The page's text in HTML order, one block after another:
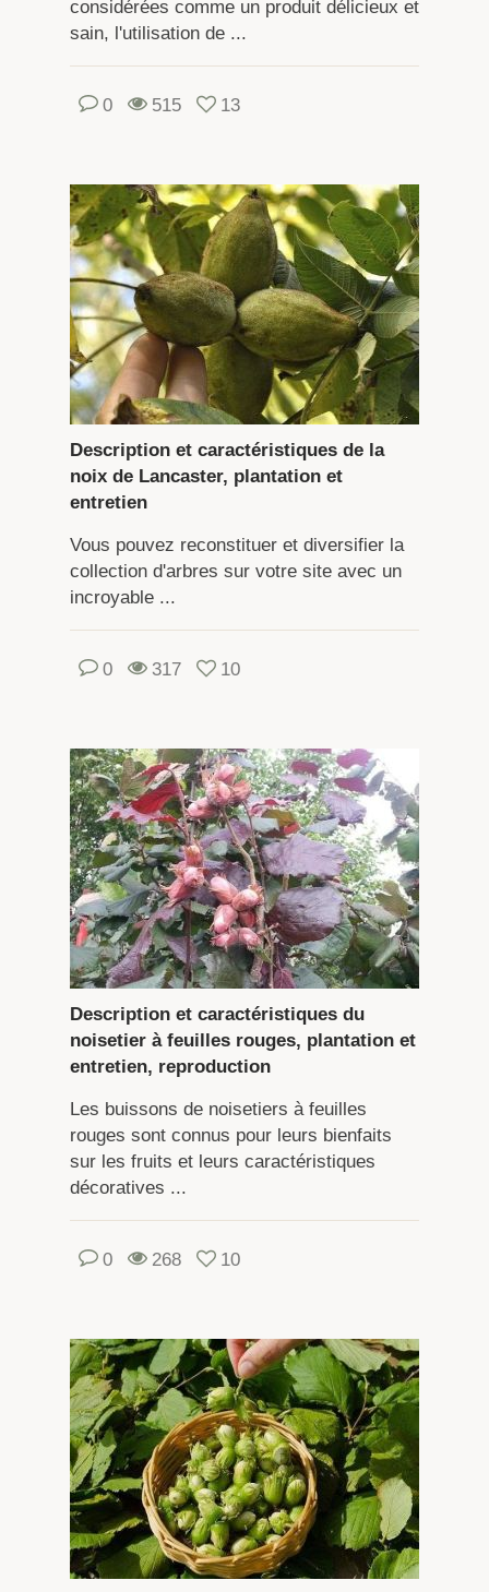
considérées comme un produit délicieux et
sain, l'utilisation de ...
0 515 13
Description et caractéristiques de la
noix de Lancaster, plantation et
entretien
Vous pouvez reconstituer et diversifier la
collection d'arbres sur votre site avec un
incroyable ...
0 317 10
Description et caractéristiques du
noisetier à feuilles rouges, plantation et
entretien, reproduction
Les buissons de noisetiers à feuilles
rouges sont connus pour leurs bienfaits
sur les fruits et leurs caractéristiques
décoratives ...
0 268 10